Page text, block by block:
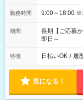
勤務時間
期間
長期【ご応募
即日～
特徴 日払いOK / 履
気になる！